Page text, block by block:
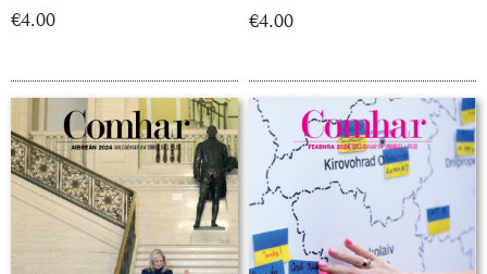
€4.00 €4.00